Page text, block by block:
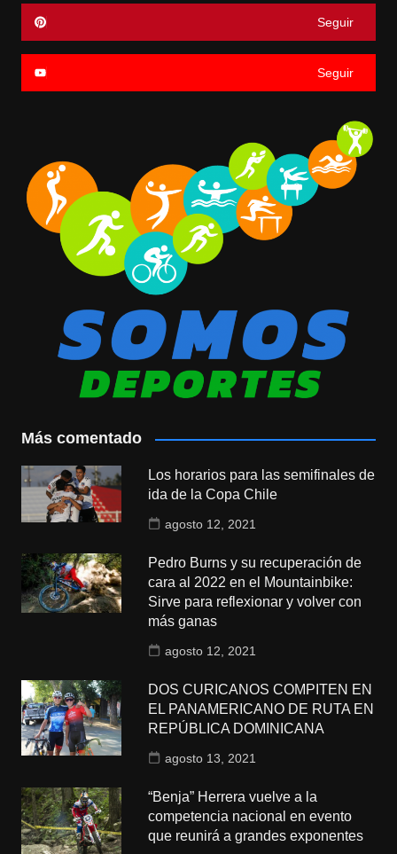
Seguir
Seguir
Más comentado
Los horarios para las semifinales de
ida de la Copa Chile
agosto 12, 2021
Pedro Burns y su recuperación de
cara al 2022 en el Mountainbike:
Sirve para reflexionar y volver con
más ganas
agosto 12, 2021
DOS CURICANOS COMPITEN EN
EL PANAMERICANO DE RUTA EN
REPÚBLICA DOMINICANA
agosto 13, 2021
“Benja” Herrera vuelve a la
competencia nacional en evento
que reunirá a grandes exponentes